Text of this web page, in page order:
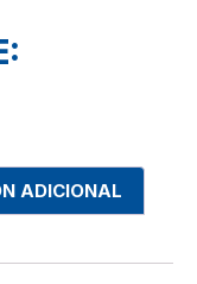
ADICIONAL